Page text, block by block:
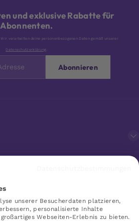
und exklusive Rabatte für
Abonnenten.
verarbeiten deine personenbezogenen Daten gemäß unserer
Datenschutzerklärung
Abonnieren
unserer Besucherdaten platzieren,
personalisierte Inhalte
Webseiten-Erlebnis zu bieten.